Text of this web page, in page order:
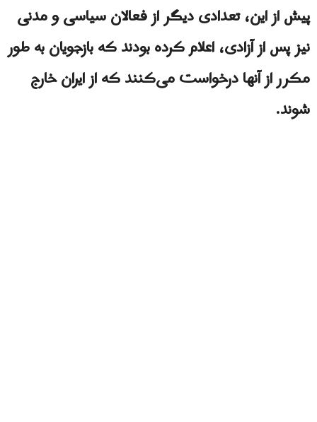
پیش از این، تعدادی دیگر از فعالان سیاسی و مدنی
نیز پس از آزادی، اعلام کرده بودند که بازجویان به طور
مکرر از آنها درخواست می‌کنند که از ایران خارج
شوند.